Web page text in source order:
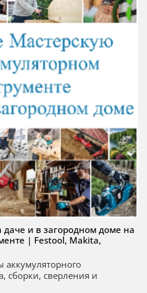
даче и в загородном доме на
| Festool, Makita,
сборки, сверления и